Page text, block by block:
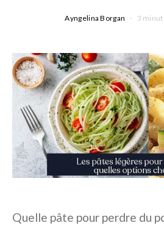
Ayngelina Borgan 3
Quelle pâte pour perdre du